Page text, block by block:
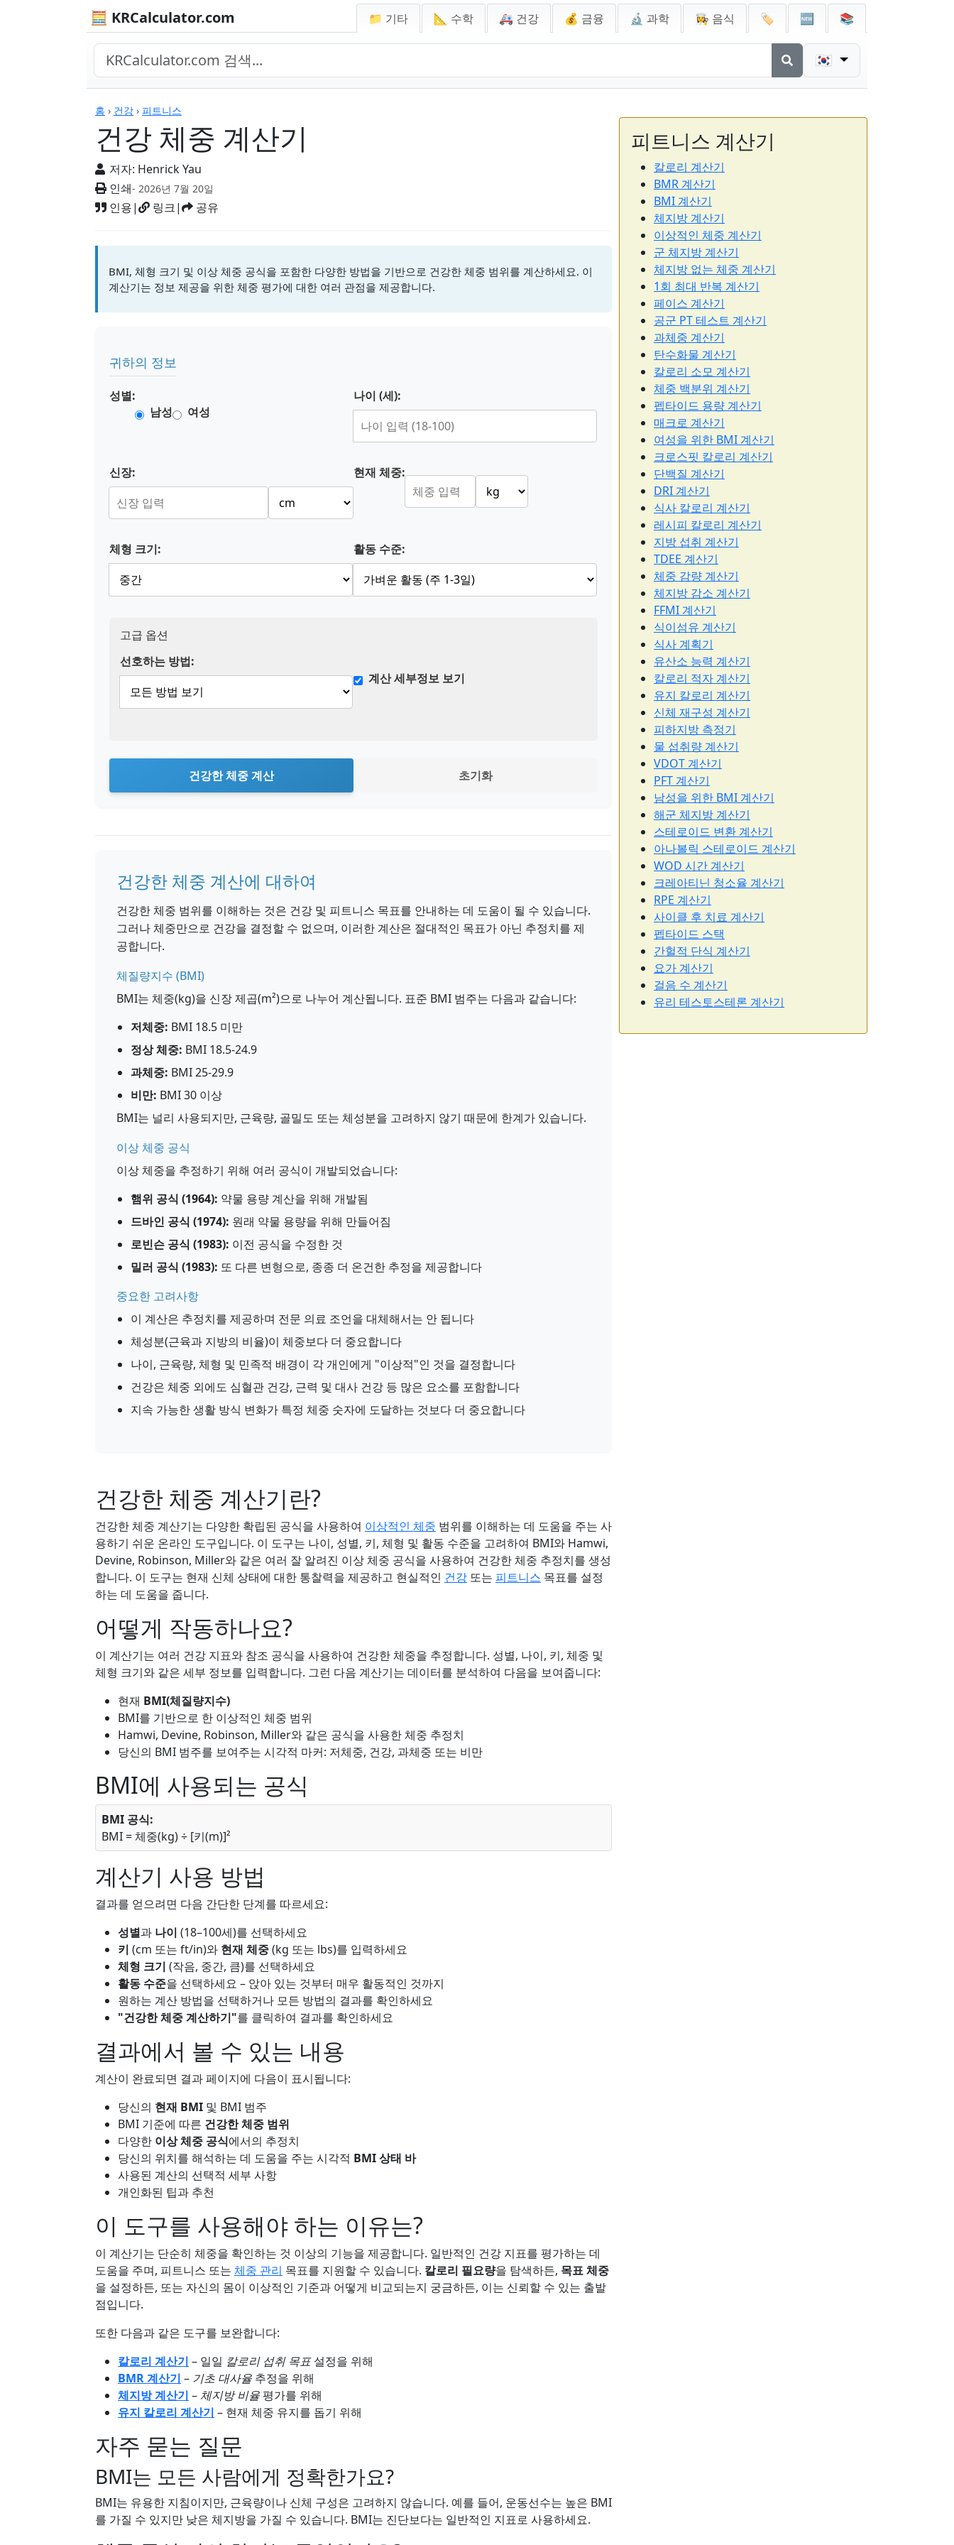
🧮 KRCalculator.com 📁 기타 📐 수학 🚑 건강 💰 금융 🔬 과학 👩‍🍳 음식 🏷️ 🆕 📚
🇰🇷
홈 › 건강 › 피트니스
건강 체중 계산기
저자: Henrick Yau
인쇄- 2026년 7월 20일
인용| 링크| 공유
계산기
BMI, 체형 크기 및 이상 체중 공식을 포함한 다양한 방법을 기반으로 건강한 체중 범위를 계산하세요. 이
계산기는 정보 제공을 위한 체중 평가에 대한 여러 관점을 제공합니다.
귀하의 정보
성별:
남성
여성
나이 (세):
신장: 현재 체중:
체형 크기: 활동 수준:
고급 옵션
선호하는 방법:
계산 세부정보 보기
건강한 체중 계산 초기화
건강한 체중 계산에 대하여
건강한 체중 범위를 이해하는 것은 건강 및 피트니스 목표를 안내하는 데 도움이 될 수 있습니다.
그러나 체중만으로 건강을 결정할 수 없으며, 이러한 계산은 절대적인 목표가 아닌 추정치를 제
공합니다.
체질량지수 (BMI)
BMI는 체중(kg)을 신장 제곱(m²)으로 나누어 계산됩니다. 표준 BMI 범주는 다음과 같습니다:
저체중: BMI 18.5 미만
정상 체중: BMI 18.5-24.9
과체중: BMI 25-29.9
비만: BMI 30 이상
BMI는 널리 사용되지만, 근육량, 골밀도 또는 체성분을 고려하지 않기 때문에 한계가 있습니다.
이상 체중 공식
이상 체중을 추정하기 위해 여러 공식이 개발되었습니다:
햄위 공식 (1964): 약물 용량 계산을 위해 개발됨
드바인 공식 (1974): 원래 약물 용량을 위해 만들어짐
로빈슨 공식 (1983): 이전 공식을 수정한 것
밀러 공식 (1983): 또 다른 변형으로, 종종 더 온건한 추정을 제공합니다
중요한 고려사항
이 계산은 추정치를 제공하며 전문 의료 조언을 대체해서는 안 됩니다
체성분(근육과 지방의 비율)이 체중보다 더 중요합니다
나이, 근육량, 체형 및 민족적 배경이 각 개인에게 "이상적"인 것을 결정합니다
건강은 체중 외에도 심혈관 건강, 근력 및 대사 건강 등 많은 요소를 포함합니다
지속 가능한 생활 방식 변화가 특정 체중 숫자에 도달하는 것보다 더 중요합니다
건강한 체중 계산기란?
건강한 체중 계산기는 다양한 확립된 공식을 사용하여 이상적인 체중 범위를 이해하는 데 도움을 주는 사
용하기 쉬운 온라인 도구입니다. 이 도구는 나이, 성별, 키, 체형 및 활동 수준을 고려하여 BMI와 Hamwi,
Devine, Robinson, Miller와 같은 여러 잘 알려진 이상 체중 공식을 사용하여 건강한 체중 추정치를 생성
합니다. 이 도구는 현재 신체 상태에 대한 통찰력을 제공하고 현실적인 건강 또는 피트니스 목표를 설정
하는 데 도움을 줍니다.
어떻게 작동하나요?
이 계산기는 여러 건강 지표와 참조 공식을 사용하여 건강한 체중을 추정합니다. 성별, 나이, 키, 체중 및
체형 크기와 같은 세부 정보를 입력합니다. 그런 다음 계산기는 데이터를 분석하여 다음을 보여줍니다:
현재 BMI(체질량지수)
BMI를 기반으로 한 이상적인 체중 범위
Hamwi, Devine, Robinson, Miller와 같은 공식을 사용한 체중 추정치
당신의 BMI 범주를 보여주는 시각적 마커: 저체중, 건강, 과체중 또는 비만
BMI에 사용되는 공식
BMI 공식:
BMI = 체중(kg) ÷ [키(m)]²
계산기 사용 방법
결과를 얻으려면 다음 간단한 단계를 따르세요:
성별과 나이 (18–100세)를 선택하세요
키 (cm 또는 ft/in)와 현재 체중(kg 또는 lbs)를 입력하세요
체형 크기 (작음, 중간, 큼)를 선택하세요
활동 수준을 선택하세요 – 앉아 있는 것부터 매우 활동적인 것까지
원하는 계산 방법을 선택하거나 모든 방법의 결과를 확인하세요
"건강한 체중 계산하기"를 클릭하여 결과를 확인하세요
결과에서 볼 수 있는 내용
계산이 완료되면 결과 페이지에 다음이 표시됩니다:
당신의 현재 BMI 및 BMI 범주
BMI 기준에 따른 건강한 체중 범위
다양한 이상 체중 공식에서의 추정치
당신의 위치를 해석하는 데 도움을 주는 시각적 BMI 상태 바
사용된 계산의 선택적 세부 사항
개인화된 팁과 추천
이 도구를 사용해야 하는 이유는?
이 계산기는 단순히 체중을 확인하는 것 이상의 기능을 제공합니다. 일반적인 건강 지표를 평가하는 데
도움을 주며, 피트니스 또는 체중 관리 목표를 지원할 수 있습니다. 칼로리 필요량을 탐색하든, 목표 체중
을 설정하든, 또는 자신의 몸이 이상적인 기준과 어떻게 비교되는지 궁금하든, 이는 신뢰할 수 있는 출발
점입니다.
또한 다음과 같은 도구를 보완합니다:
칼로리 계산기 – 일일 칼로리 섭취 목표설정을 위해
BMR 계산기 – 기초 대사율 추정을 위해
체지방 계산기 – 체지방 비율평가를 위해
유지 칼로리 계산기 – 현재 체중 유지를 돕기 위해
자주 묻는 질문
BMI는 모든 사람에게 정확한가요?
BMI는 유용한 지침이지만, 근육량이나 신체 구성은 고려하지 않습니다. 예를 들어, 운동선수는 높은 BMI
를 가질 수 있지만 낮은 체지방을 가질 수 있습니다. BMI는 진단보다는 일반적인 지표로 사용하세요.
피트니스 계산기
칼로리 계산기
BMR 계산기
BMI 계산기
체지방 계산기
이상적인 체중 계산기
군 체지방 계산기
체지방 없는 체중 계산기
1회 최대 반복 계산기
페이스 계산기
공군 PT 테스트 계산기
과체중 계산기
탄수화물 계산기
칼로리 소모 계산기
체중 백분위 계산기
펩타이드 용량 계산기
매크로 계산기
여성을 위한 BMI 계산기
크로스핏 칼로리 계산기
단백질 계산기
DRI 계산기
식사 칼로리 계산기
레시피 칼로리 계산기
지방 섭취 계산기
TDEE 계산기
체중 감량 계산기
체지방 감소 계산기
FFMI 계산기
식이섬유 계산기
식사 계획기
유산소 능력 계산기
칼로리 적자 계산기
유지 칼로리 계산기
신체 재구성 계산기
피하지방 측정기
물 섭취량 계산기
VDOT 계산기
PFT 계산기
남성을 위한 BMI 계산기
해군 체지방 계산기
스테로이드 변환 계산기
아나볼릭 스테로이드 계산기
WOD 시간 계산기
크레아티닌 청소율 계산기
RPE 계산기
사이클 후 치료 계산기
펩타이드 스택
간헐적 단식 계산기
요가 계산기
걸음 수 계산기
유리 테스토스테론 계산기